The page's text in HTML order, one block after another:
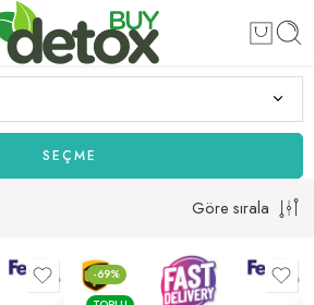
SEÇME
Göre sırala
-69%